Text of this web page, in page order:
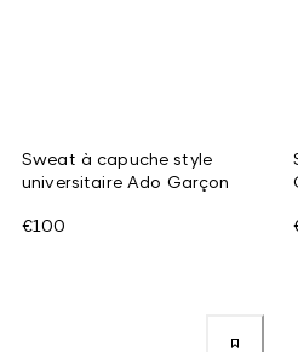
Sweat à capuche style
universitaire Ado Garçon
€100